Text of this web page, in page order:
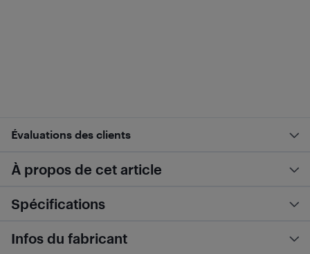
Évaluations des clients
À propos de cet article
Spécifications
Infos du fabricant